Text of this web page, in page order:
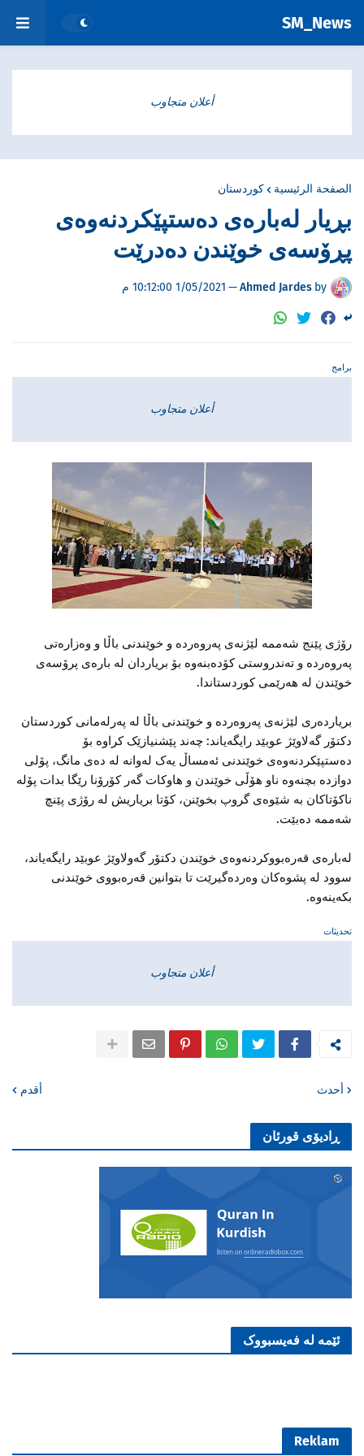
SM_News
أعلان متجاوب
الصفحة الرئيسية کوردستان
بڕیار لەبارەی ده‌ستپێكردنه‌وه‌ی
پڕۆسەی خوێندن دەدرێت
by
Ahmed Jardes
— 1/05/2021 10:12:00 م
برامج
أعلان متجاوب
رۆژی پێنج شەممە لێژنەی پەروەردە و خوێندنی باڵا و وەزارەتی
پەروەردە و تەندروستی کۆدەبنەوە بۆ بریاردان لە بارەی پرۆسەی
خوێندن لە هەرێمی کوردستاندا.
بریاردەری لێژنەی پەروەردە و خوێندنی باڵا لە پەرلەمانی کوردستان
دكتۆر گەلاوێژ عوبێد رایگەیاند: چەند پێشنیازێک کراوە بۆ
دەستپێکردنەوەی خوێندنی ئەمساڵ یەک لەوانە لە دەی مانگ، پۆلی
دوازدە بچنەوە ناو هۆڵی خوێندن و هاوکات گەر کۆرۆنا رێگا بدات پۆلە
ناکۆتاکان بە شێوەی گروپ بخوێنن، کۆتا بریاریش لە رۆژی پێنچ
شەممە دەبێت.
لەبارەی قەرەبووکردنەوەی خوێندن دكتۆر گەولاوێژ عوبێد رایگه‌یاند،
سوود لە پشوەکان وەردەگیرێت تا بتوانین قەرەبووی خوێندنی
بکەینەوە.
تحديثات
أعلان متجاوب
أحدث أقدم
ڕادیۆی قورئان
ئێمە لە فەیسبووک
Reklam